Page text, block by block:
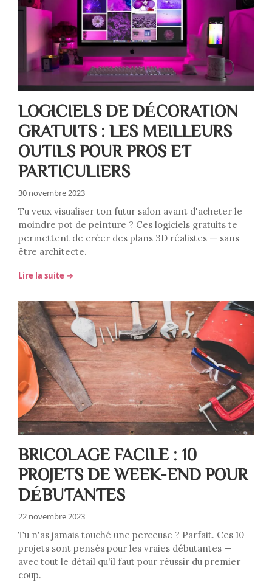
LOGICIELS DE DÉCORATION
GRATUITS : LES MEILLEURS
OUTILS POUR PROS ET
PARTICULIERS
30 novembre 2023
Tu veux visualiser ton futur salon avant d'acheter le
moindre pot de peinture ? Ces logiciels gratuits te
permettent de créer des plans 3D réalistes — sans
être architecte.
Lire la suite →
BRICOLAGE FACILE : 10
PROJETS DE WEEK-END POUR
DÉBUTANTES
22 novembre 2023
Tu n'as jamais touché une perceuse ? Parfait. Ces 10
projets sont pensés pour les vraies débutantes —
avec tout le détail qu'il faut pour réussir du premier
coup.